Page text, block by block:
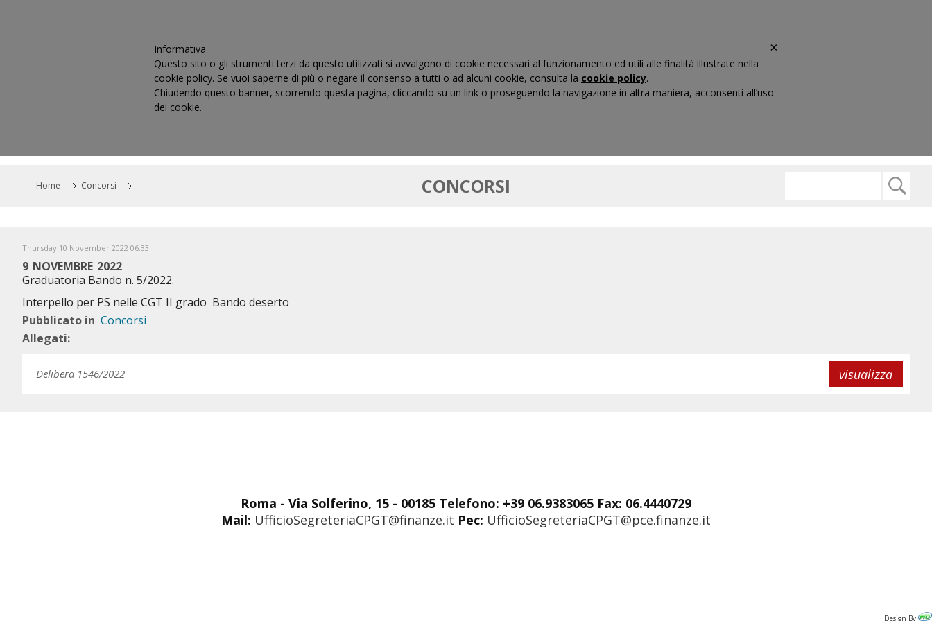
Home Concorsi CONCORSI
Thursday 10 November 2022 06:33
9 NOVEMBRE 2022
Graduatoria Bando n. 5/2022.
Interpello per PS nelle CGT II grado Bando deserto
Pubblicato in Concorsi
Allegati:
Delibera 1546/2022 visualizza
Design By
Roma - Via Solferino, 15 - 00185 Telefono: +39 06.9383065 Fax: 06.4440729
Mail: UfficioSegreteriaCPGT@finanze.it Pec: UfficioSegreteriaCPGT@pce.finanze.it
×
Informativa
Questo sito o gli strumenti terzi da questo utilizzati si avvalgono di cookie necessari al funzionamento ed utili alle finalità illustrate nella
cookie policy. Se vuoi saperne di più o negare il consenso a tutti o ad alcuni cookie, consulta la cookie policy.
Chiudendo questo banner, scorrendo questa pagina, cliccando su un link o proseguendo la navigazione in altra maniera, acconsenti all’uso
dei cookie.